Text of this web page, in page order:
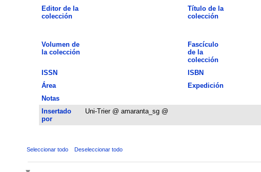
Editor de la
colección
Título de la
colección
Volumen de
la colección
Fascículo
de la
colección
ISSN ISBN
Área
Expedición
Notas
Insertado
por
Uni-Trier @ amaranta_sg @
Seleccionar todo Deseleccionar todo